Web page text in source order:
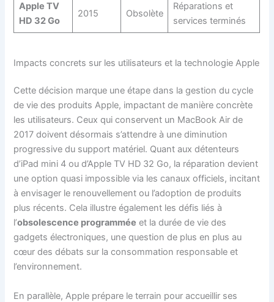
Apple TV
HD 32 Go
2015 Obsolète
Réparations et
services terminés
Impacts concrets sur les utilisateurs et la technologie Apple
Cette décision marque une étape dans la gestion du cycle
de vie des produits Apple, impactant de manière concrète
les utilisateurs. Ceux qui conservent un MacBook Air de
2017 doivent désormais s’attendre à une diminution
progressive du support matériel. Quant aux détenteurs
d’iPad mini 4 ou d’Apple TV HD 32 Go, la réparation devient
une option quasi impossible via les canaux officiels, incitant
à envisager le renouvellement ou l’adoption de produits
plus récents. Cela illustre également les défis liés à
l’obsolescence programmée et la durée de vie des
gadgets électroniques, une question de plus en plus au
cœur des débats sur la consommation responsable et
l’environnement.
En parallèle, Apple prépare le terrain pour accueillir ses